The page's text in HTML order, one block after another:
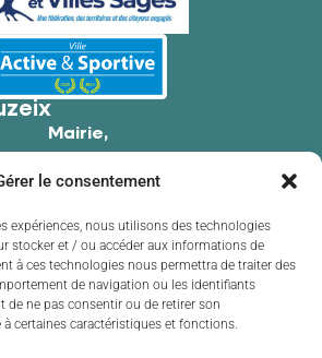
le consentement
expériences, nous utilisons des technologies
stocker et / ou accéder aux informations de
à ces technologies nous permettra de traiter des
de navigation ou les identifiants
de ne pas consentir ou de retirer son
certaines caractéristiques et fonctions.
Mairie,
87270 Couzeix
mairie
à 12h00 et de 13h30 à 17h30
à 12h00 et de 13h30 à 17h30